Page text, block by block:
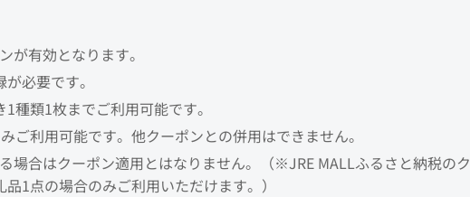
有効となります。
必要です。
類1枚までご利用可能です。
利用可能です。他クーポンとの併用はできません。
場合はクーポン適用とはなりません。（※JRE MALLふるさと納税のク
1点の場合のみご利用いただけます。）